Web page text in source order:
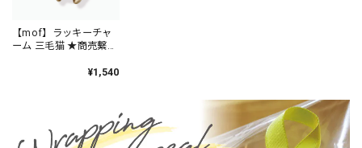
【mof】ラッキーチャ
ーム 三毛猫 ★商売繫盛
¥1,540